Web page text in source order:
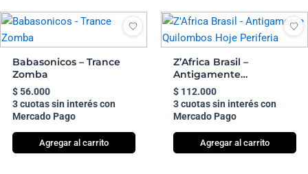
Babasonicos – Trance
Zomba
$56.000
3 cuotas sin interés con
Mercado Pago
Agregar al carrito
Z’Africa Brasil –
Antigamente
Quilombos Hoje
Periferia
$112.000
3 cuotas sin interés con
Mercado Pago
Agregar al carrito